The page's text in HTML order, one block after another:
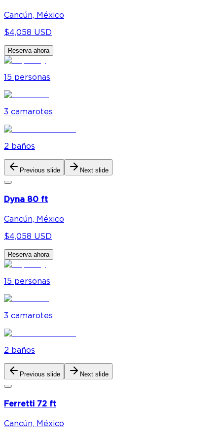
Cancún, México
$4,058 USD
Reserva ahora
15 personas
3 camarotes
2 baños
Previous slide Next slide
Dyna 80 ft
Cancún, México
$4,058 USD
Reserva ahora
15 personas
3 camarotes
2 baños
Previous slide Next slide
Ferretti 72 ft
Cancún, México